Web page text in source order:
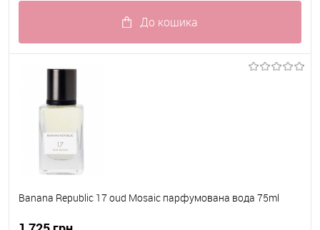
До кошика
Banana Republic 17 oud Mosaic парфумована вода 75ml